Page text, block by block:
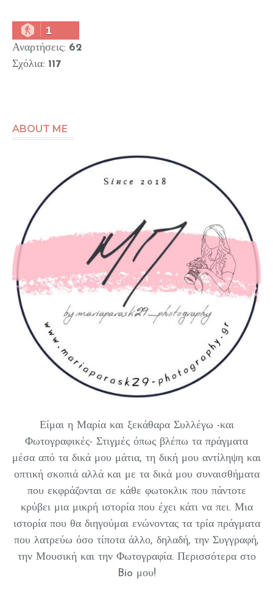
1
Αναρτήσεις: 62
Σχόλια: 117
ABOUT ME
Είμαι η Μαρία και ξεκάθαρα Συλλέγω -και
Φωτογραφικές- Στιγμές όπως βλέπω τα πράγματα
μέσα από τα δικά μου μάτια, τη δική μου αντίληψη και
οπτική σκοπιά αλλά και με τα δικά μου συναισθήματα
που εκφράζονται σε κάθε φωτοκλικ που πάντοτε
κρύβει μια μικρή ιστορία που έχει κάτι να πει. Μια
ιστορία που θα διηγούμαι ενώνοντας τα τρία πράγματα
που λατρεύω όσο τίποτα άλλο, δηλαδή, την Συγγραφή,
την Μουσική και την Φωτογραφία. Περισσότερα στο
Bio μου!